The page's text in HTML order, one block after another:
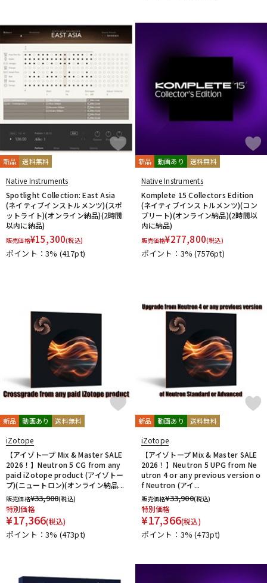
新品 送料無料
Native Instruments
Spotlight Collection: East Asia
(ネイティブインストルメンツ)(スポ
ットライト)(オンライン納品)(2時間
以内に納品)
販売価格¥15,300(税込)
ポイント：3% (417pt)
新品 動画あり 送料無料
Native Instruments
Komplete 15 Collectors Edition
(ネイティブインストルメンツ)(コン
プリート)(オンライン納品)(2時間以
内に納品)
販売価格¥277,800(税込)
ポイント：3%(7576pt)
新品 動画あり 送料無料
iZotope
【アイゾトープ Mix & Master SALE
2026！】Neutron 5 CG from any
paid iZotope product (アイゾトー
プ)(ニュートロン)(オンライン納品...
販売価格¥33,900(税込)
特別価格
¥17,366(税込)
ポイント：3% (473pt)
新品 動画あり 送料無料
iZotope
【アイゾトープ Mix & Master SALE
2026！】Neutron 5 UPG from Ne
utron 4 or any previous version o
f Neutron (アイ...
販売価格¥33,900(税込)
特別価格
¥17,366(税込)
ポイント：3%(473pt)